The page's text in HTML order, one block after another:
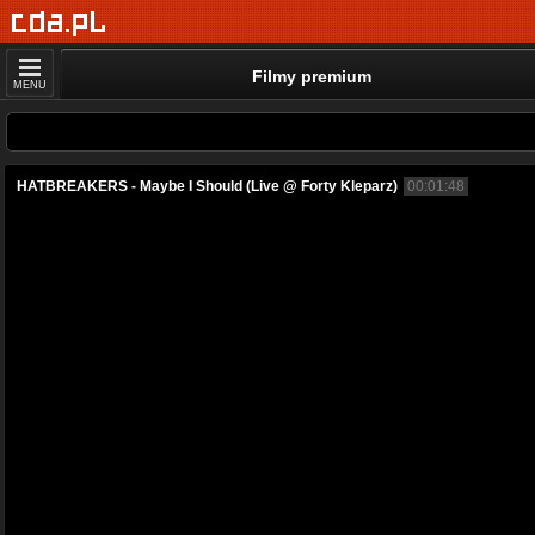
MENU Filmy premium
HATBREAKERS - Maybe I Should (Live @ Forty Kleparz) 00:01:48